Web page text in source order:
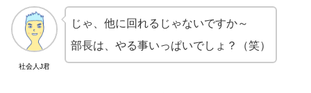
社会人J君
じゃ、他に回れるじゃないですか～
部長は、やる事いっぱいでしょ？（笑）